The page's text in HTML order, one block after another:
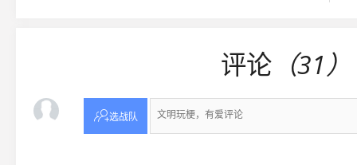
评论 （31）
选战队